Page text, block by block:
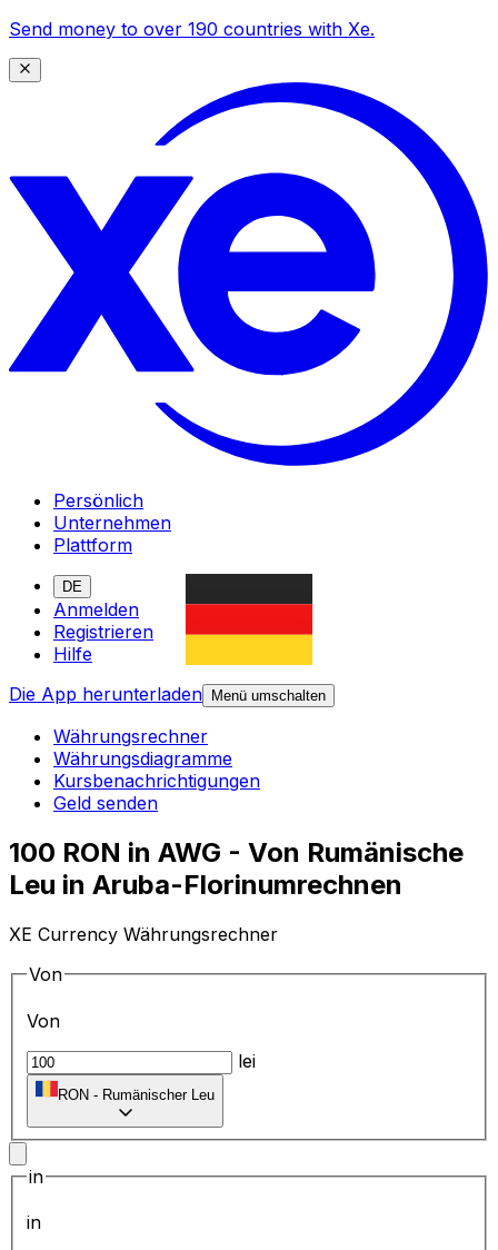
Send money to over 190 countries with Xe.
Persönlich
Unternehmen
Plattform
DE
Anmelden
Registrieren
Hilfe
Die App herunterladen
Menü umschalten
Währungsrechner
Währungsdiagramme
Kursbenachrichtigungen
Geld senden
100 RON in AWG - Von Rumänische
Leu in Aruba-Florinumrechnen
XE Currency Währungsrechner
Von
Von
lei
RON - Rumänischer Leu
in
in